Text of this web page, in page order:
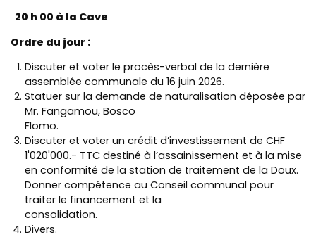
20 h 00 à la Cave
Ordre du jour :
Discuter et voter le procès-verbal de la dernière
assemblée communale du 16 juin 2026.
Statuer sur la demande de naturalisation déposée par
Mr. Fangamou, Bosco
Discuter et voter un crédit d’investissement de CHF
1'020'000.- TTC destiné à l’assainissement et à la mise
en conformité de la station de traitement de la Doux.
Donner compétence au Conseil communal pour
traiter le financement et la
Divers.